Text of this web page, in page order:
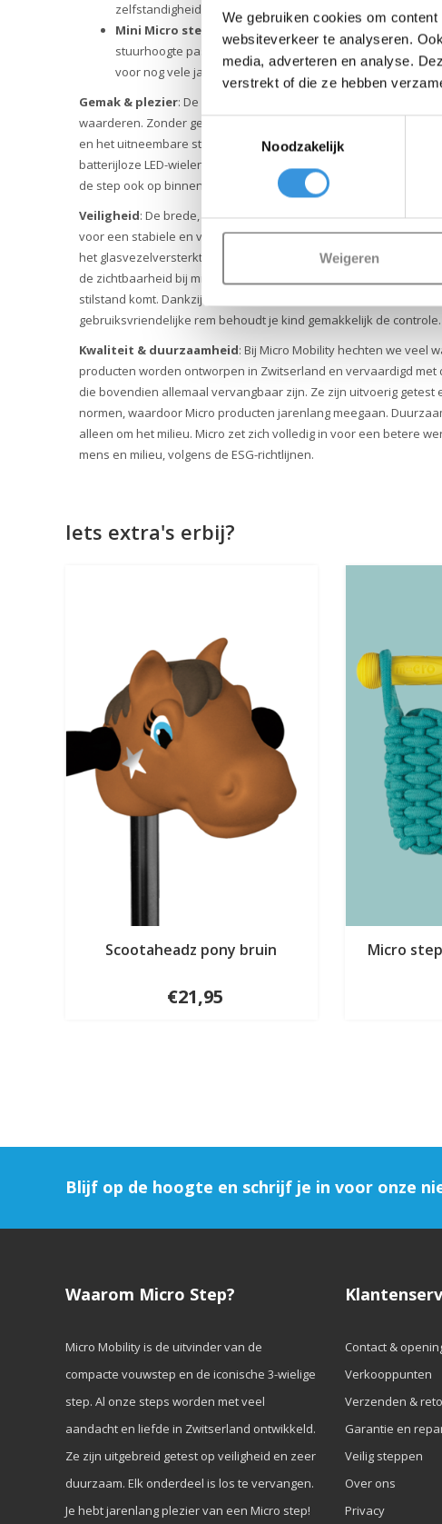
We gebruiken cookies om
websiteverkeer te analyseren.
media, adverteren en analyse.
verstrekt of die ze hebben
Toestemmingsselectie
Noodzakelijk
Weigeren
zelfstandigheid.
Mini Micro step met in hoogte verstelbaar stuur.
stuurhoogte past de step altijd perfect bij de lengte van je
voor nog vele jaren stepplezier.
Gemak & plezier: De Mini Micro Deluxe Rock & Go LED is
waarderen. Zonder gereedschap kun je het product eenvoudig
en het uitneembare stuur maken vervoer en opbergen
batterijloze LED-wielen zorgen voor extra zichtbaarheid en
de step ook op binnenvloeren gebruikt kan worden.
Veiligheid: De brede, antislip-rockerbasis en vier
voor een stabiele en veilige speelervaring. Afgeronde randen
het glasvezelversterkte dek biedt extra stevigheid. LED-lampjes
de zichtbaarheid bij minder licht, en de intuïtieve rem zorgt ervoor
stilstand komt. Dankzij het lichtgewicht frame, de siliconen letters
gebruiksvriendelijke rem behoudt je kind gemakkelijk de controle.
Kwaliteit & duurzaamheid: Bij Micro Mobility hechten we veel
producten worden ontworpen in Zwitserland en vervaardigd
die bovendien allemaal vervangbaar zijn. Ze zijn uitvoerig getest
normen, waardoor Micro producten jarenlang meegaan.
alleen om het milieu. Micro zet zich volledig in voor een betere
mens en milieu, volgens de ESG-richtlijnen.
Iets extra's erbij?
Scootaheadz pony bruin
€21,95
Micro
Blijf op de hoogte en schrijf je in voor onze
Waarom Micro Step?
Micro Mobility is de uitvinder van de
compacte vouwstep en de iconische 3-wielige
step. Al onze steps worden met veel
aandacht en liefde in Zwitserland ontwikkeld.
Ze zijn uitgebreid getest op veiligheid en zeer
duurzaam. Elk onderdeel is los te vervangen.
Je hebt jarenlang plezier van een Micro step!
Contact &
Verkooppunten
Verzenden &
Garantie en
Veilig steppen
Over ons
Privacy